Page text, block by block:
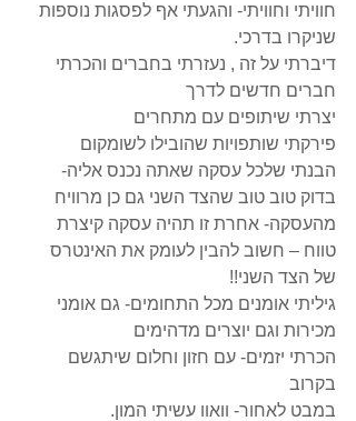
חוויתי וחוויתי- והגעתי אף לפסגות נוספות
שניקרו בדרכי.
דיברתי על זה , נעזרתי בחברים והכרתי
חברים חדשים לדרך
יצרתי שיתופים עם מתחרים
פירקתי שותפויות שהובילו לשומקום
הבנתי שלכל עסקה שאתה נכנס אליה-
בדוק טוב טוב שהצד השני גם כן מרוויח
מהעסקה- אחרת זו תהיה עסקה קיצרת
טווח – חשוב להבין לעומק את האינטרס
של הצד השני!!
גיליתי אומנים מכל התחומים- גם אומני
מכירות וגם יוצרים מדהימים
הכרתי יזמים- עם חזון וחלום שיתגשם
בקרוב
במבט לאחור- וואוו עשיתי המון.